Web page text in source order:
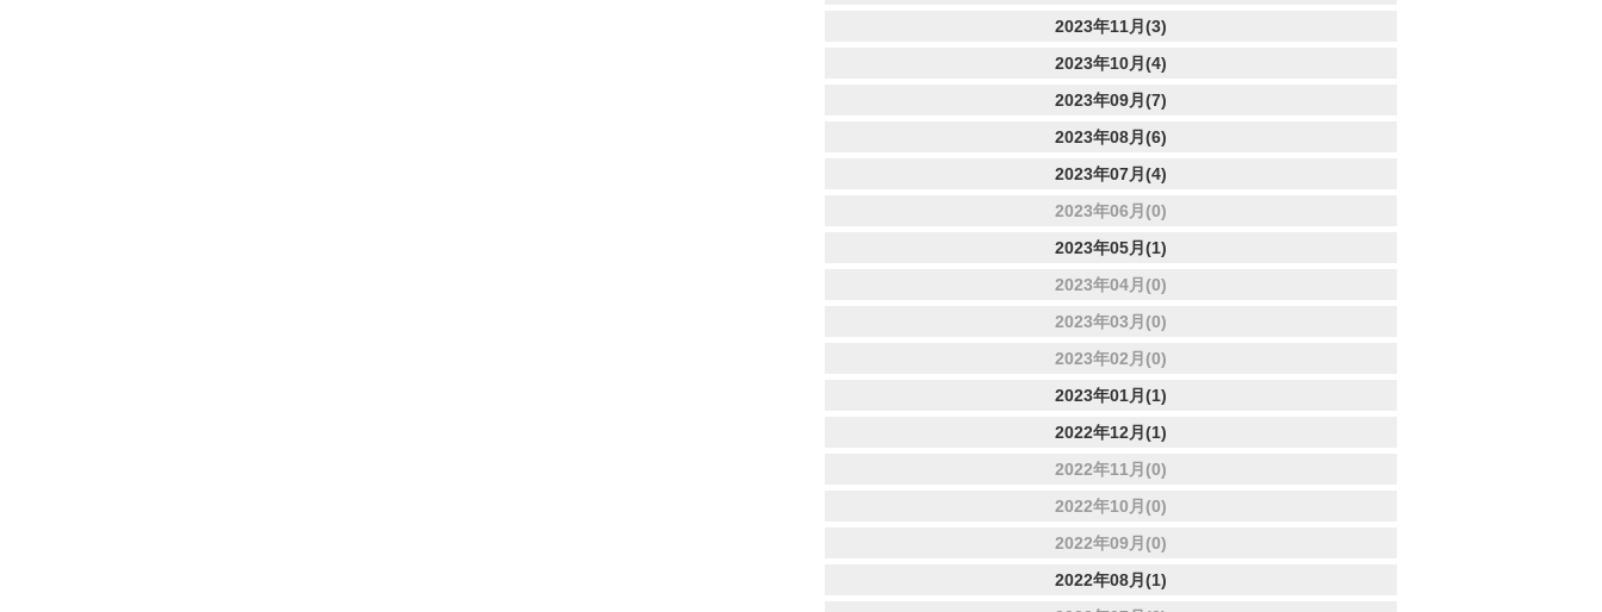
2023年11月(3)
2023年10月(4)
2023年09月(7)
2023年08月(6)
2023年07月(4)
2023年06月(0)
2023年05月(1)
2023年04月(0)
2023年03月(0)
2023年02月(0)
2023年01月(1)
2022年12月(1)
2022年11月(0)
2022年10月(0)
2022年09月(0)
2022年08月(1)